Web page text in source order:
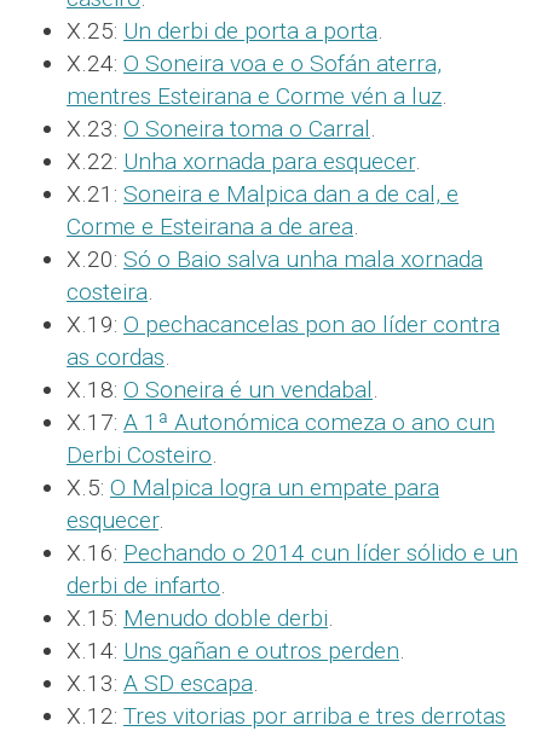
X.25: Un derbi de porta a porta.
X.24: O Soneira voa e o Sofán aterra,
mentres Esteirana e Corme vén a luz.
X.23: O Soneira toma o Carral.
X.22: Unha xornada para esquecer.
X.21: Soneira e Malpica dan a de cal, e
Corme e Esteirana a de area.
X.20: Só o Baio salva unha mala xornada
costeira.
X.19: O pechacancelas pon ao líder contra
as cordas.
X.18: O Soneira é un vendabal.
X.17: A 1ª Autonómica comeza o ano cun
Derbi Costeiro.
X.5: O Malpica logra un empate para
esquecer.
X.16: Pechando o 2014 cun líder sólido e un
derbi de infarto.
X.15: Menudo doble derbi.
X.14: Uns gañan e outros perden.
X.13: A SD escapa.
X.12: Tres vitorias por arriba e tres derrotas